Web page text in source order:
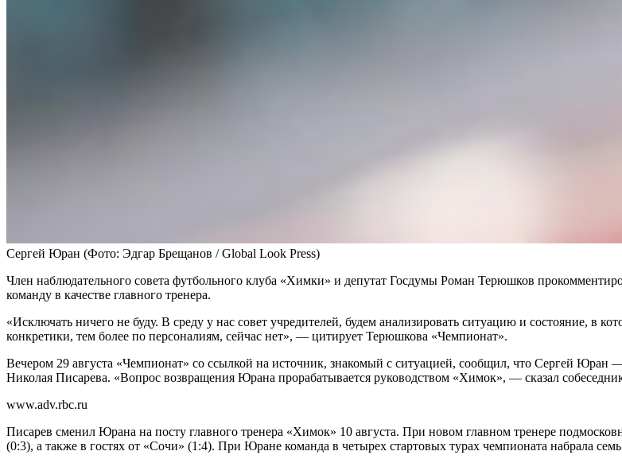
Сергей Юран (Фото: Эдгар Брещанов / Global Look Press)
Член наблюдательного совета футбольного клуба «Химки» и депутат Госдумы Роман Терюшков
команду в качестве главного тренера.
«Исключать ничего не буду. В среду у нас совет учредителей, будем анализировать ситуацию и состояние, в
конкретики, тем более по персоналиям, сейчас нет», — цитирует Терюшкова «Чемпионат».
Вечером 29 августа «Чемпионат» со ссылкой на источник, знакомый с ситуацией, сообщил, что Сергей Юран
Николая Писарева. «Вопрос возвращения Юрана прорабатывается руководством «Химок», — сказал
www.adv.rbc.ru
Писарев сменил Юрана на посту главного тренера «Химок» 10 августа. При новом главном тренере
(0:3), а также в гостях от «Сочи» (1:4). При Юране команда в четырех стартовых турах чемпионата набрала